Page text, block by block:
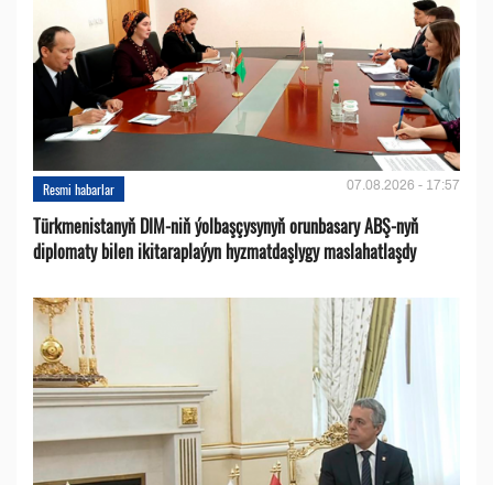
Resmi habarlar 07.08.2026 - 17:57
Türkmenistanyň DIM-niň ýolbaşçysynyň orunbasary ABŞ-nyň
diplomaty bilen ikitaraplaýyn hyzmatdaşlygy maslahatlaşdy